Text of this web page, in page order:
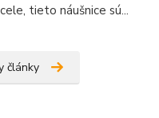
tieto náušnice sú...
články